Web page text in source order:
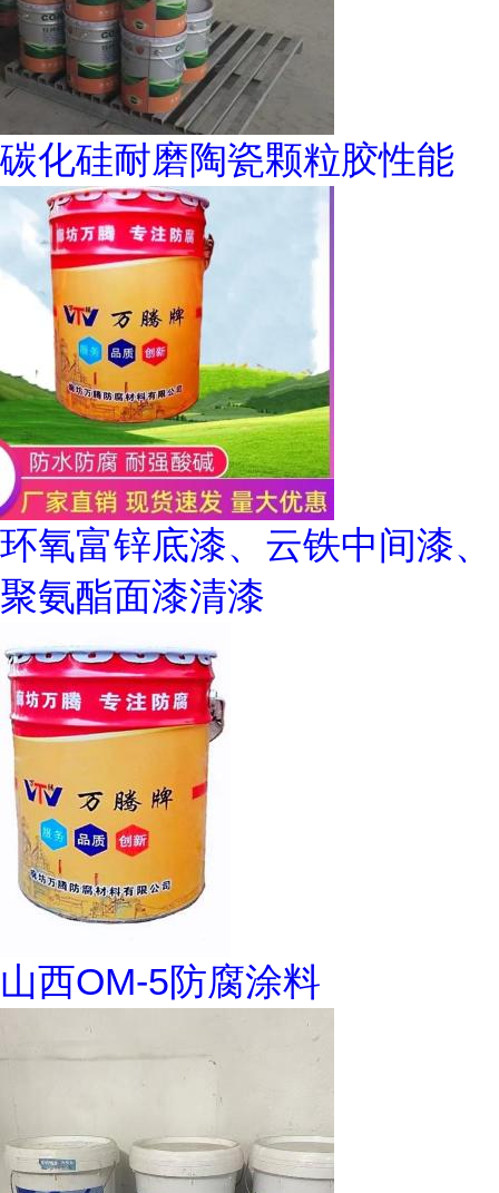
碳化硅耐磨陶瓷颗粒胶性能
环氧富锌底漆、云铁中间漆、
聚氨酯面漆清漆
山西OM-5防腐涂料